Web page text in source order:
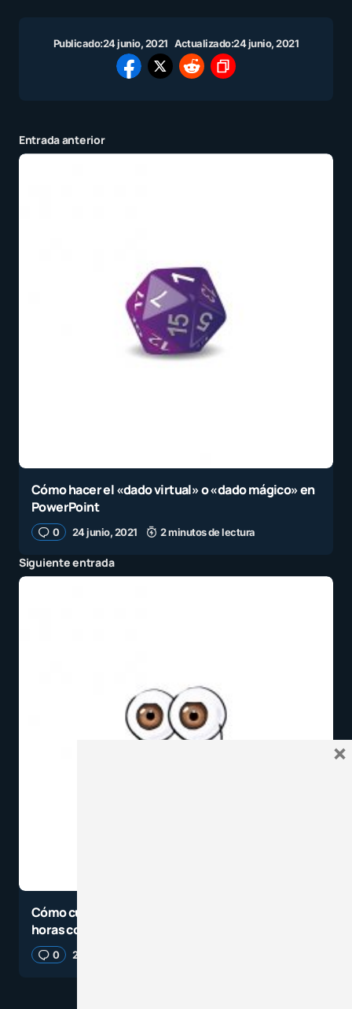
Publicado:24 junio, 2021 Actualizado:24 junio, 2021
Entrada anterior
Cómo hacer el «dado virtual» o «dado mágico» en
PowerPoint
0 24 junio, 2021 2 minutos de lectura
Siguiente entrada
Cómo cuidar y proteger tu vista si trabajas muchas
horas con Zoom, Meet o Teams
0 24 junio, 2021
×